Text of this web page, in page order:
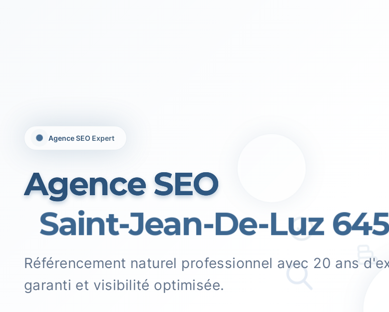
Agence SEO Expert
Agence SEO
Saint-Jean-De-Luz
Référencement naturel professionnel avec 20 ans
garanti et visibilité optimisée.